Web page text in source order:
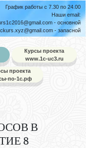
График работы с 7.30 по 24.00
Наши email:
- основной
- запасной
Курсы проекта
www.1c-uc3.ru
проекта
по-1с.рф
В
8